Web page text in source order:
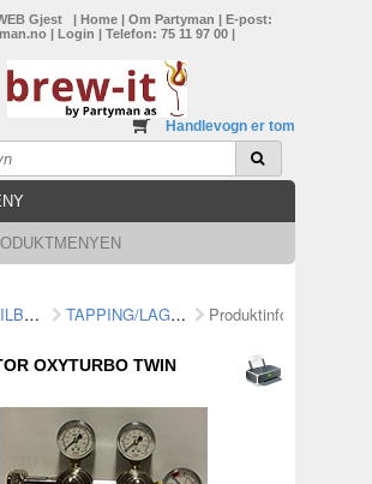
Gjest | Home | Om Partyman | E-post:
| Login | Telefon: 75 11 97 00 |
Handlevogn er tom
UTSTYR/TILBEHØR TAPPING/LAGRING Produktinformasjon
OXYTURBO TWIN